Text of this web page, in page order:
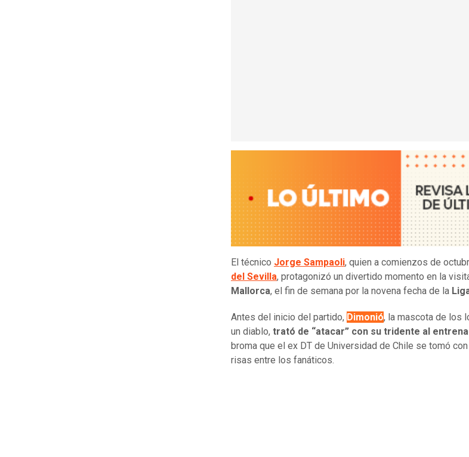
El técnico Jorge Sampaoli, quien a comienzos de
del Sevilla, protagonizó un divertido momento en la
Mallorca, el fin de semana por la novena fecha de la
Antes del inicio del partido, Dimonió, la mascota de los
un diablo, trató de “atacar” con su tridente al
broma que el ex DT de Universidad de Chile se tomó
risas entre los fanáticos.